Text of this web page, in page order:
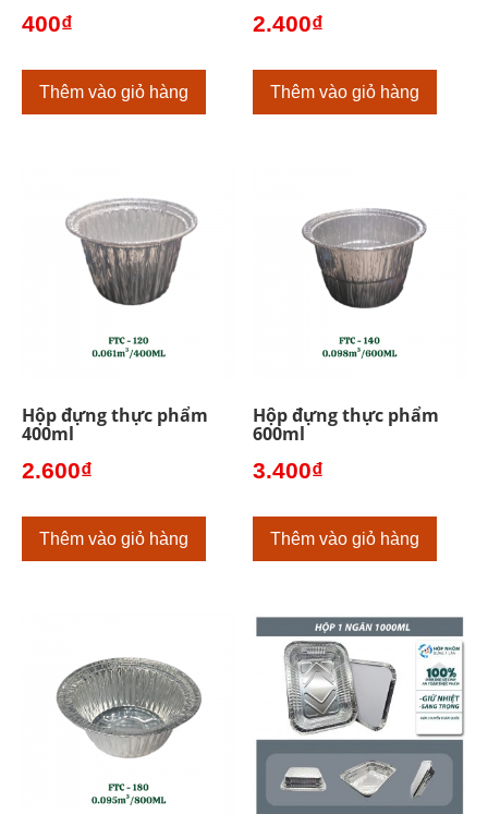
400₫
Thêm vào giỏ hàng
2.400₫
Thêm vào giỏ hàng
Hộp đựng thực phẩm
400ml
2.600₫
Thêm vào giỏ hàng
Hộp đựng thực phẩm
600ml
3.400₫
Thêm vào giỏ hàng